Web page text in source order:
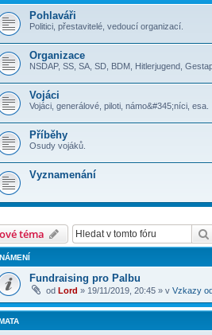
Pohlaváři
Politici, přestavitelé, vedoucí organizací.
Organizace
NSDAP, SS, SA, SD, BDM, Hitlerjugend,
Vojáci
Vojáci, generálové, piloti, námo&#345;níci, esa.
Příběhy
Osudy vojáků.
Vyznamenání
téma
Fundraising pro Palbu
od Lord » 19/11/2019, 20:45 » v Vzkazy